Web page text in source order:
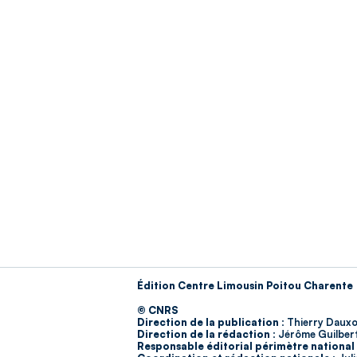
Édition Centre Limousin Poitou Charente
© CNRS
Direction de la publication : Thierry
Direction de la rédaction : Jérôme
Responsable éditorial périmètre national